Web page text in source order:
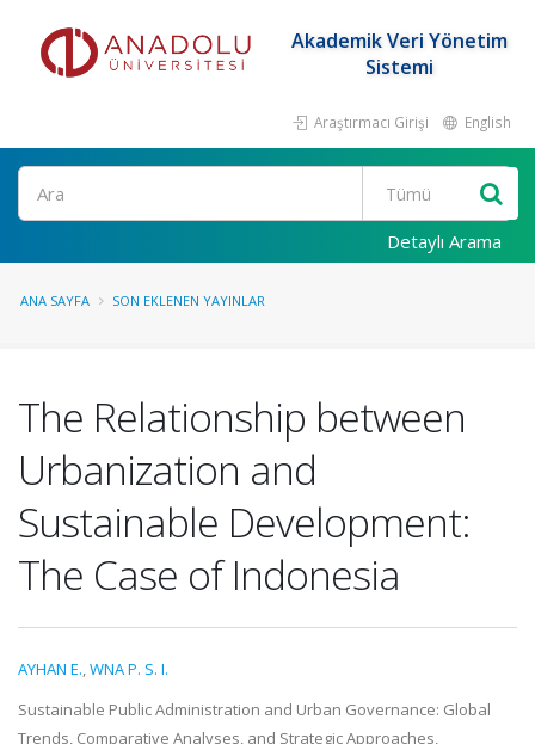
Akademik Veri Yönetim
Sistemi
Araştırmacı Girişi English
Ara
Detaylı Arama
ANA SAYFA SON EKLENEN YAYINLAR
The Relationship between
Urbanization and
Sustainable Development:
The Case of Indonesia
AYHAN E.,WNA P. S. I.
Sustainable Public Administration and Urban Governance: Global
Trends, Comparative Analyses, and Strategic Approaches,